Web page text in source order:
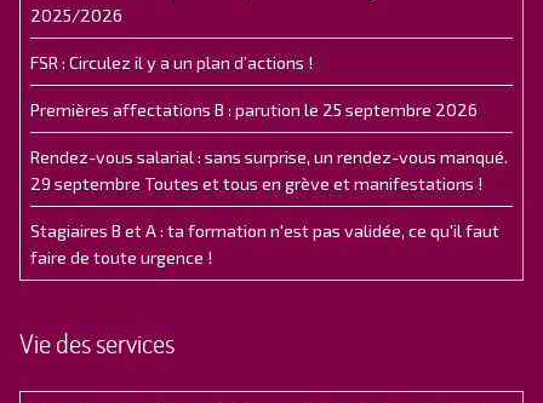
2025/2026
FSR : Circulez il y a un plan d’actions !
Premières affectations B : parution le 25 septembre 2026
Rendez-vous salarial : sans surprise, un rendez-vous manqué.
29 septembre Toutes et tous en grève et manifestations !
Stagiaires B et A : ta formation n'est pas validée, ce qu'il faut
faire de toute urgence !
Vie des services